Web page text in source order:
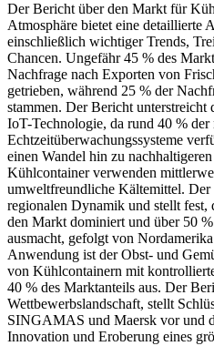
Der Bericht über den Markt für
Atmosphäre bietet eine detaillierte
einschließlich wichtiger Trends,
Chancen. Ungefähr 45 % des
Nachfrage nach Exporten von
getrieben, während 25 % der
stammen. Der Bericht unterstreicht
IoT-Technologie, da rund 40 % der
Echtzeitüberwachungssysteme
einen Wandel hin zu
Kühlcontainer verwenden
umweltfreundliche Kältemittel. Der
regionalen Dynamik und stellt fest,
den Markt dominiert und über 50
ausmacht, gefolgt von
Anwendung ist der Obst- und
von Kühlcontainern mit
40 % des Marktanteils aus. Der
Wettbewerbslandschaft, stellt
SINGAMAS und Maersk vor und
Innovation und Eroberung eines